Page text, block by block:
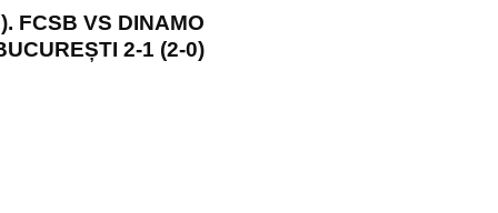
FCSB VS DINAMO
2-1 (2-0)